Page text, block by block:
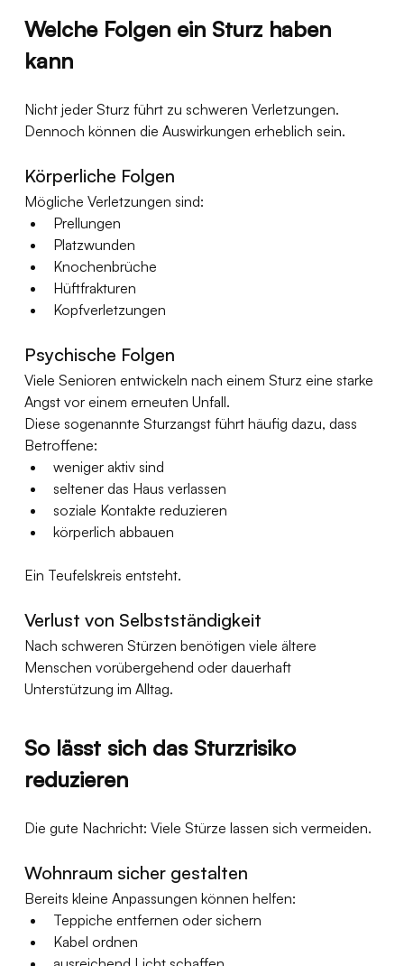
Welche Folgen ein Sturz haben
kann
Nicht jeder Sturz führt zu schweren Verletzungen.
Dennoch können die Auswirkungen erheblich sein.
Körperliche Folgen
Mögliche Verletzungen sind:
Prellungen
Platzwunden
Knochenbrüche
Hüftfrakturen
Kopfverletzungen
Psychische Folgen
Viele Senioren entwickeln nach einem Sturz eine starke
Angst vor einem erneuten Unfall.
Diese sogenannte Sturzangst führt häufig dazu, dass
Betroffene:
weniger aktiv sind
seltener das Haus verlassen
soziale Kontakte reduzieren
körperlich abbauen
Ein Teufelskreis entsteht.
Verlust von Selbstständigkeit
Nach schweren Stürzen benötigen viele ältere
Menschen vorübergehend oder dauerhaft
Unterstützung im Alltag.
So lässt sich das Sturzrisiko
reduzieren
Die gute Nachricht: Viele Stürze lassen sich vermeiden.
Wohnraum sicher gestalten
Bereits kleine Anpassungen können helfen:
Teppiche entfernen oder sichern
Kabel ordnen